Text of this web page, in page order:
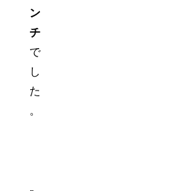
ン
チ
で
し
た
。